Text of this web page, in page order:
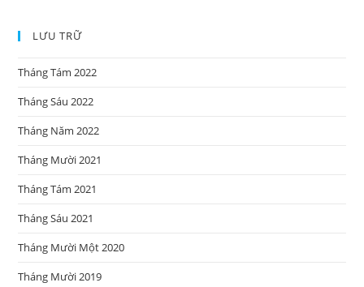
LƯU TRỮ
Tháng Tám 2022
Tháng Sáu 2022
Tháng Năm 2022
Tháng Mười 2021
Tháng Tám 2021
Tháng Sáu 2021
Tháng Mười Một 2020
Tháng Mười 2019